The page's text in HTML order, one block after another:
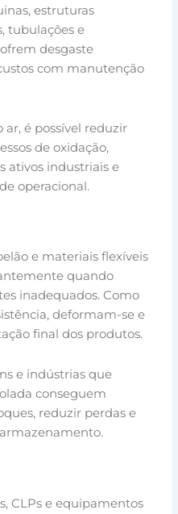
estruturas
tubulações e
desgaste
com manutenção
é possível reduzir
de oxidação,
ativos industriais e
operacional.
e materiais flexíveis
quando
inadequados. Como
deformam-se e
final dos produtos.
e indústrias que
conseguem
reduzir perdas e
CLPs e equipamentos